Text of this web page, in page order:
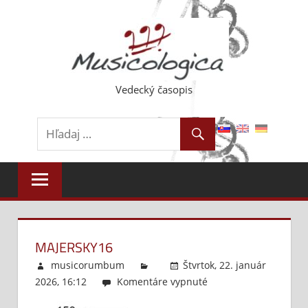
Vedecký časopis
MAJERSKY16
musicorumbum
Štvrtok, 22. január
2026, 16:12
Komentáre vypnuté